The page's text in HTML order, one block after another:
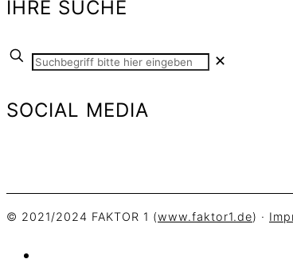
IHRE SUCHE
✕
SOCIAL MEDIA
© 2021/2024 FAKTOR 1 (www.faktor1.de) ·